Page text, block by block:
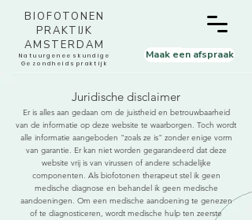
BIOFOTONEN
PRAKTIJK
AMSTERDAM
Natuurgeneeskundige
Gezondheidspraktijk
Maak een afspraak
Juridische disclaimer
Er is alles aan gedaan om de juistheid en betrouwbaarheid
van de informatie op deze website te waarborgen. Toch wordt
alle informatie aangeboden "zoals ze is" zonder enige vorm
van garantie. Er kan niet worden gegarandeerd dat deze
website vrij is van virussen of andere schadelijke
componenten. Als biofotonen therapeut stel ik geen
medische diagnose en behandel ik geen medische
aandoeningen. Om een ​​medische aandoening te genezen
of te diagnosticeren, wordt medische hulp ten zeerste